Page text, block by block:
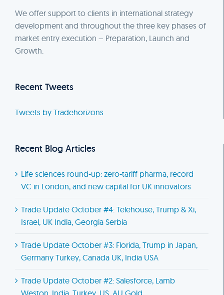
We offer support to clients in international strategy
development and throughout the three key phases of
market entry execution – Preparation, Launch and
Growth.
Recent Tweets
Tweets by Tradehorizons
Recent Blog Articles
Life sciences round-up: zero-tariff pharma, record
VC in London, and new capital for UK innovators
Trade Update October #4: Telehouse, Trump & Xi,
Israel, UK India, Georgia Serbia
Trade Update October #3: Florida, Trump in Japan,
Germany Turkey, Canada UK, India USA
Trade Update October #2: Salesforce, Lamb